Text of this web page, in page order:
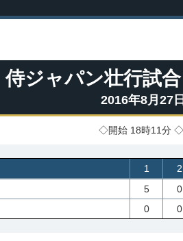
侍ジャパン壮行試
2016年8月27
◇開始 18時11分 ◇
1 2
5 0
0 0